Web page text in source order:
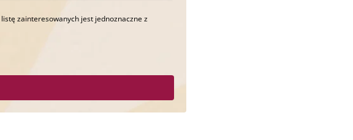
zainteresowanych jest jednoznaczne z